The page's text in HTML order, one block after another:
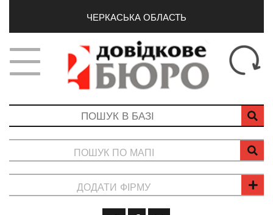
ЧЕРКАСЬКА ОБЛАСТЬ
ПОШУК ПО МАПІ
ДОДАТИ ФІРМУ